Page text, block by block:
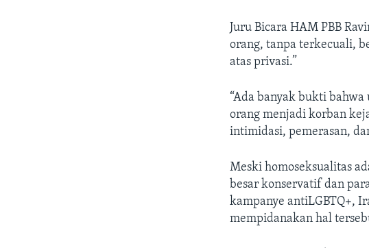
Juru Bicara HAM PBB
orang, tanpa terkecuali,
atas privasi.”
“Ada banyak bukti
orang menjadi korban
intimidasi, pemerasan,
Meski homoseksualitas
besar konservatif dan
kampanye antiLGBTQ+,
mempidanakan hal